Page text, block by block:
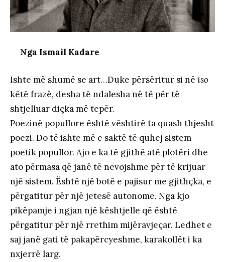
Nga Ismail Kadare
Ishte më shumë se art…Duke përsëritur si në iso
këtë frazë, desha të ndalesha në të për të
shtjelluar diçka më tepër.
Poezinë popullore është vështirë ta quash thjesht
poezi. Do të ishte më e saktë të quhej sistem
poetik popullor. Ajo e ka të gjithë atë plotëri dhe
ato përmasa që janë të nevojshme për të krijuar
një sistem. Është një botë e pajisur me gjithçka, e
përgatitur për një jetesë autonome. Nga kjo
pikëpamje i ngjan një kështjelle që është
përgatitur për një rrethim mijëravjeçar. Ledhet e
saj janë gati të pakapërcyeshme, karakollët i ka
nxjerrë larg.